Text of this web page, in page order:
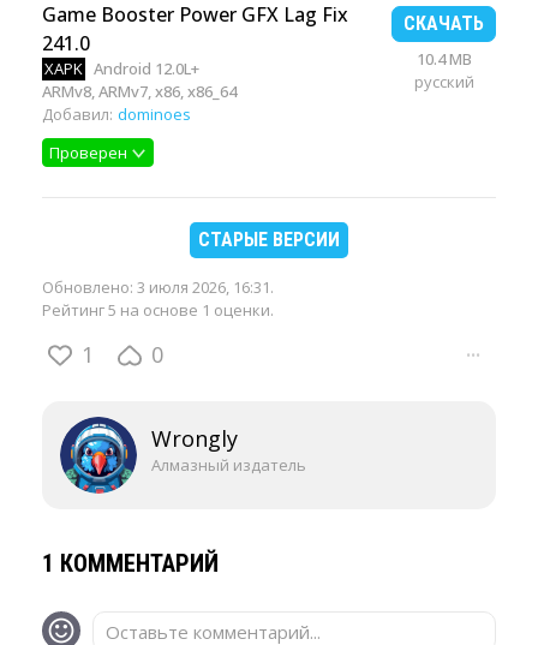
Game Booster Power GFX Lag Fix
241.0
XAPK Android 12.0L+
ARMv8, ARMv7, x86, x86_64
Добавил: dominoes
Проверен
СКАЧАТЬ
10.4 MB
русский
СТАРЫЕ ВЕРСИИ
Обновлено: 3 июля 2026, 16:31.
Рейтинг 5 на основе 1 оценки.
1 0 ···
Wrongly
Алмазный издатель
1 КОММЕНТАРИЙ
Оставьте комментарий...